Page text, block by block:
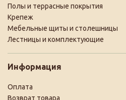
Полы и террасные покрытия
Крепеж
Мебельные щиты и столешницы
Лестницы и комплектующие
Информация
Оплата
Возврат товара